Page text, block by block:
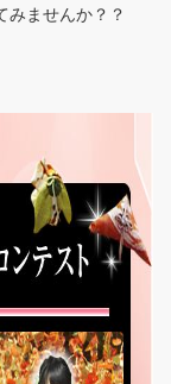
みませんか？？